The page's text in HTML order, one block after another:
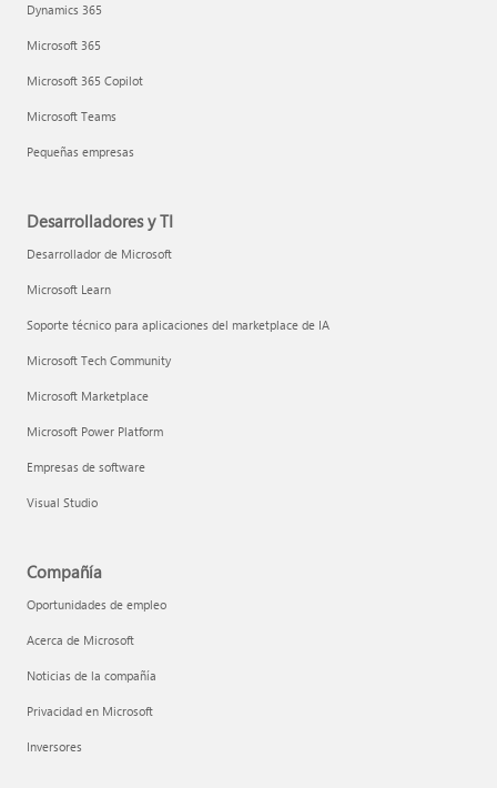
Dynamics 365
Microsoft 365
Microsoft 365 Copilot
Microsoft Teams
Pequeñas empresas
Desarrolladores y TI
Desarrollador de Microsoft
Microsoft Learn
Soporte técnico para aplicaciones del marketplace de IA
Microsoft Tech Community
Microsoft Marketplace
Microsoft Power Platform
Empresas de software
Visual Studio
Compañía
Oportunidades de empleo
Acerca de Microsoft
Noticias de la compañía
Privacidad en Microsoft
Inversores